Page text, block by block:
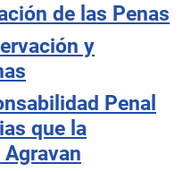
de las Penas
y
Penal
que la